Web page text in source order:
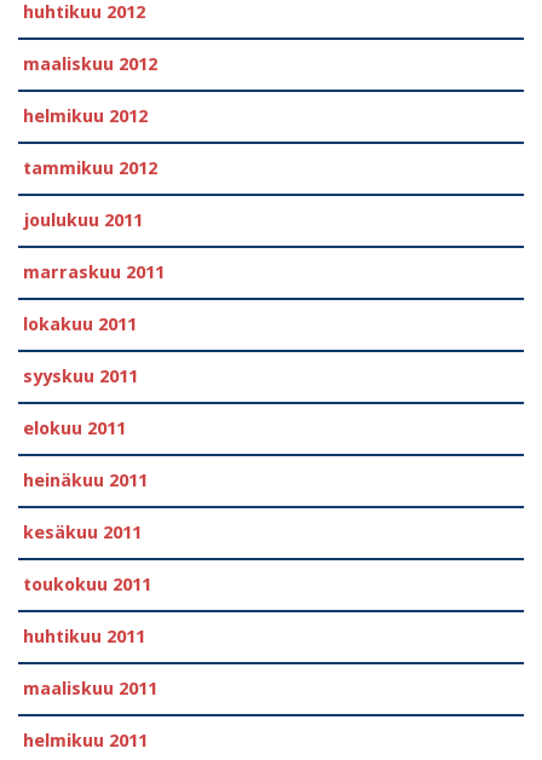
huhtikuu 2012
maaliskuu 2012
helmikuu 2012
tammikuu 2012
joulukuu 2011
marraskuu 2011
lokakuu 2011
syyskuu 2011
elokuu 2011
heinäkuu 2011
kesäkuu 2011
toukokuu 2011
huhtikuu 2011
maaliskuu 2011
helmikuu 2011